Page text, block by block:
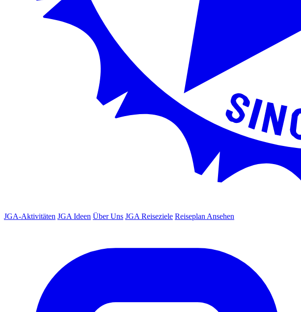
JGA-Aktivitäten JGA Ideen Über Uns JGA Reiseziele Reiseplan Ansehen